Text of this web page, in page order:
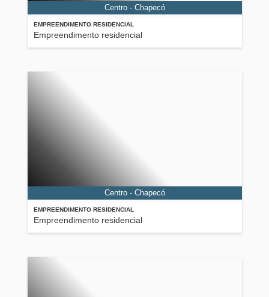
EMPREENDIMENTO RESIDENCIAL
Empreendimento residencial
Centro - Chapecó
EMPREENDIMENTO RESIDENCIAL
Empreendimento residencial
Centro - Chapecó